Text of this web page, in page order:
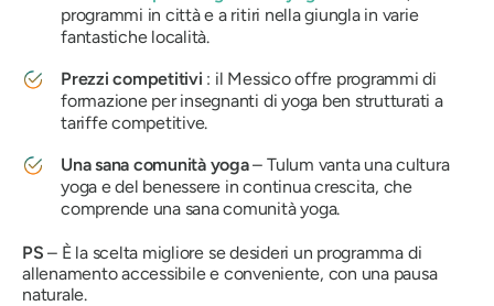
programmi in città e a ritiri nella giungla in varie
fantastiche località.
Prezzi competitivi : il Messico offre programmi di
formazione per insegnanti di yoga ben strutturati a
tariffe competitive.
Una sana comunità yoga– Tulum vanta una cultura
yoga e del benessere in continua crescita, che
comprende una sana comunità yoga.
PS – È la scelta migliore se desideri un programma di
allenamento accessibile e conveniente, con una pausa
naturale.